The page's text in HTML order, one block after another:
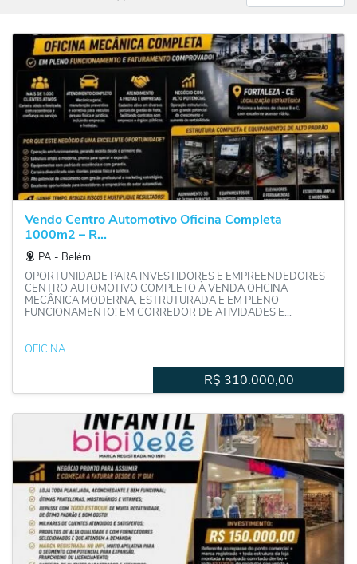
Vendo Centro Automotivo Oficina Completa
1000m2 – R...
PA ‐ Belém
OPORTUNIDADE PARA INVESTIDORES E EMPREENDEDORES
CENTRO AUTOMOTIVO COMPLETO À VENDA OFICINA
MECÂNICA MODERNA, ESTRUTURADA E EM PLENO
FUNCIONAMENTO! EM CORREDOR DE ATIVIDADES E...
OFICINA
R$ 310.000,00